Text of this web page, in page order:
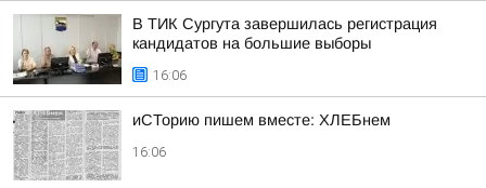
В ТИК Сургута завершилась регистрация
кандидатов на большие выборы
16:06
иСТорию пишем вместе: ХЛЕБнем
16:06